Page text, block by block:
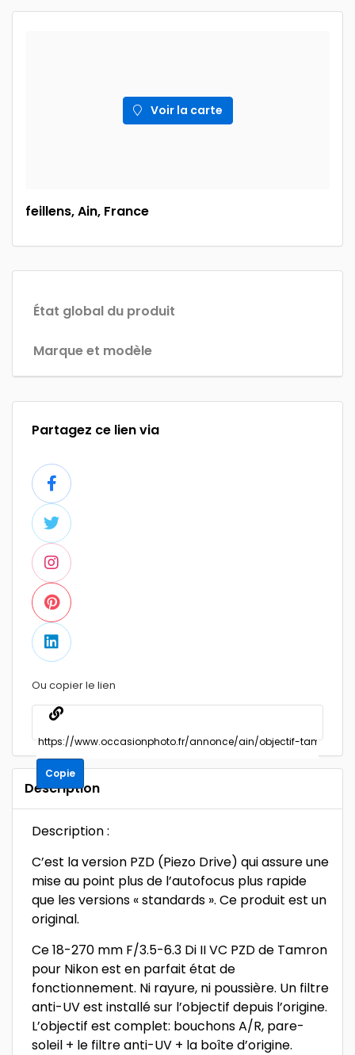
Voir la carte
feillens, Ain, France
État global du produit
Marque et modèle
Partagez ce lien via
Ou copier le lien
Copie
Description
Description :
C’est la version PZD (Piezo Drive) qui assure une
mise au point plus de l’autofocus plus rapide
que les versions « standards ». Ce produit est un
original.
Ce 18-270 mm F/3.5-6.3 Di II VC PZD de Tamron
pour Nikon est en parfait état de
fonctionnement. Ni rayure, ni poussière. Un filtre
anti-UV est installé sur l’objectif depuis l’origine.
L’objectif est complet: bouchons A/R, pare-
soleil + le filtre anti-UV + la boîte d’origine.